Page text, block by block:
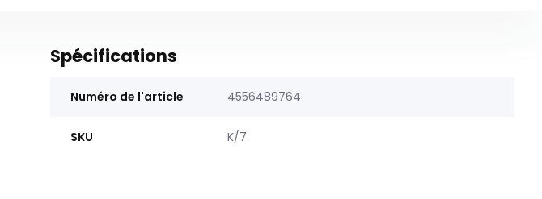
Spécifications
Numéro de l'article 4556489764
SKU K/7